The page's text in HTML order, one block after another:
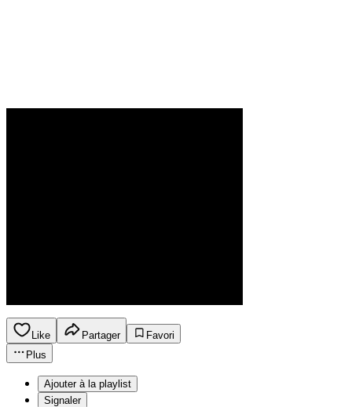
Like Partager
Favori
Plus
Ajouter à la playlist
Signaler